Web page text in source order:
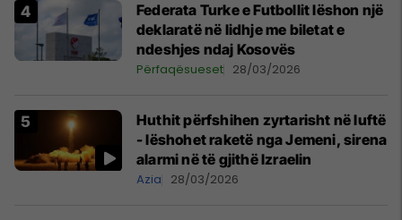
Federata Turke e Futbollit lëshon një
deklaratë në lidhje me biletat e
ndeshjes ndaj Kosovës
Përfaqësueset 28/03/2026
Huthit përfshihen zyrtarisht në luftë
- lëshohet raketë nga Jemeni, sirena
alarmi në të gjithë Izraelin
Azia 28/03/2026